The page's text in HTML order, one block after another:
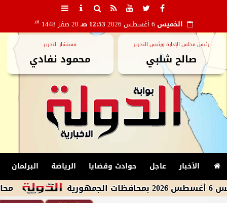
الخميس 12:53 صـ 20 صفر 1448 هـ
رئيس مجلس الإدارة ورئيس التحرير
صالح شلبي
مستشار التحرير
محمود نفادي
الأخبار عاجل حوادث وقضايا الرياضة البرلمان
محافظ